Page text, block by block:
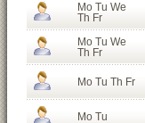
Mo Tu We
Th Fr
Mo Tu We
Th Fr
Mo Tu Th Fr
Mo Tu